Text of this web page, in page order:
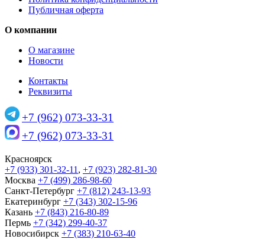
Публичная оферта
О компании
О магазине
Новости
Контакты
Реквизиты
+7 (962) 073-33-31
+7 (962) 073-33-31
Красноярск
+7 (933) 301-32-11 , +7 (923) 282-81-30
Москва +7 (499) 286-98-60
Санкт-Петербург +7 (812) 243-13-93
Екатеринбург +7 (343) 302-15-96
Казань +7 (843) 216-80-89
Пермь +7 (342) 299-40-37
Новосибирск +7 (383) 210-63-40